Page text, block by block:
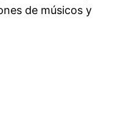
de músicos y